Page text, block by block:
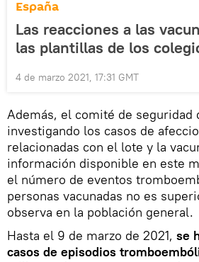
España
Las reacciones a las
las plantillas de los
4 de marzo 2021, 17:31 GMT
Además, el comité de seguridad
investigando los casos de
relacionadas con el lote y la
información disponible en este
el número de eventos
personas vacunadas no es
observa en la población general.
Hasta el 9 de marzo de 2021, se
casos de episodios